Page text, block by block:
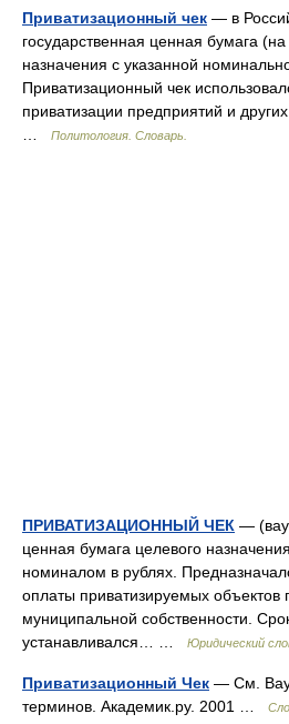
Приватизационный чек — в
государственная ценная бумага
назначения с указанной
Приватизационный чек
приватизации предприятий и
Политология. Словарь.
ПРИВАТИЗАЦИОННЫЙ ЧЕК —
ценная бумага целевого
номиналом в рублях.
оплаты приватизируемых объектов
муниципальной собственности.
устанавливался… …
Юридический
Приватизационный Чек — См.
терминов. Академик.ру. 2001 …